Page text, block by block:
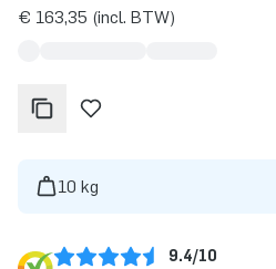
€ 163,35 (incl. BTW)
10 kg
9.4/10